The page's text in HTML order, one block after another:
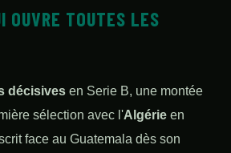
OUVRE TOUTES LES
décisives en Serie B, une montée
sélection avec l'Algérie en
face au Guatemala dès son